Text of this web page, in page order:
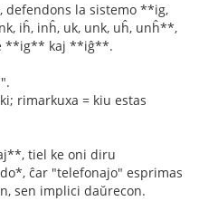
defendons la sistemo **ig,
iĥ, inĥ, uk, unk, uĥ, unĥ**,
**ig** kaj **iĝ**.
rimarkuxa = kiu estas
tiel ke oni diru
ĉar "telefonajo" esprimas
sen implici daŭrecon.